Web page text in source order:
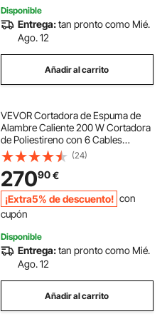
Disponible
Entrega:tan pronto como Mié.
Ago. 12
Añadir al carrito
VEVOR Cortadora de Espuma de
Alambre Caliente 200 W Cortadora
de Poliestireno con 6 Cables
Calefactores Herramienta de Corte
Eléctrica con Longitud de Corte
Máxima de 1150 mm para Espuma,
Esponja
(24)
27090€
¡Extra5% de descuento! con
cupón
Disponible
Entrega:tan pronto como Mié.
Ago. 12
Añadir al carrito